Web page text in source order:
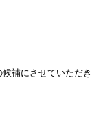
補にさせていただき